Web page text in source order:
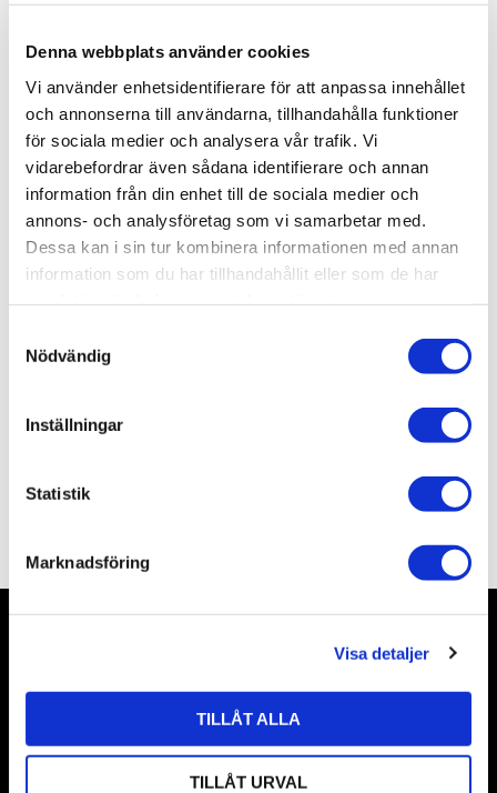
Denna webbplats använder cookies
Vi använder enhetsidentifierare för att anpassa innehållet
och annonserna till användarna, tillhandahålla funktioner
för sociala medier och analysera vår trafik. Vi
vidarebefordrar även sådana identifierare och annan
information från din enhet till de sociala medier och
annons- och analysföretag som vi samarbetar med.
Dessa kan i sin tur kombinera informationen med annan
information som du har tillhandahållit eller som de har
Nödvändig
Inställningar
Statistik
Marknadsföring
Visa detaljer
TILLÅT ALLA
TILLÅT URVAL
Lägg till i favoriter
Lagerstatus
Artikelnr
ED70144
Leveranstid
skickas från oss inom 0-1 vardagar
Allmänt
Omdömen
Bli den första att lämna ett omdöme.
Prenumerera